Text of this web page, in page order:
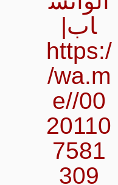
اب|
https:/
/wa.m
e//00
20110
7581
309